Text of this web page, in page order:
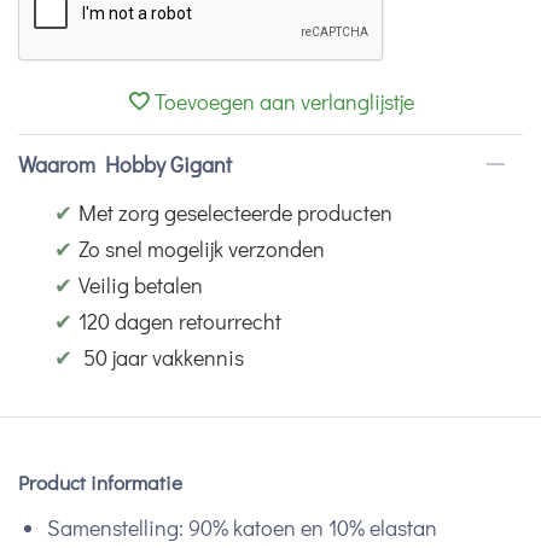
Toevoegen aan verlanglijstje
Waarom Hobby Gigant
✔ Met zorg geselecteerde producten
✔ Zo snel mogelijk verzonden
✔ Veilig betalen
✔ 120 dagen retourrecht
✔ 50 jaar vakkennis
Product informatie
Samenstelling: 90% katoen en 10% elastan